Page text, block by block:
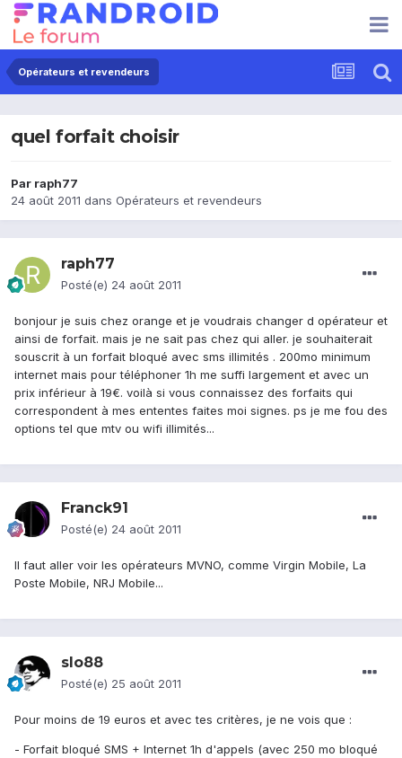
Opérateurs et revendeurs
quel forfait choisir
Par raph77
24 août 2011 dans Opérateurs et revendeurs
raph77
Posté(e) 24 août 2011
bonjour je suis chez orange et je voudrais changer d opérateur et
ainsi de forfait. mais je ne sait pas chez qui aller. je souhaiterait
souscrit à un forfait bloqué avec sms illimités . 200mo minimum
internet mais pour téléphoner 1h me suffi largement et avec un
prix inférieur à 19€. voilà si vous connaissez des forfaits qui
correspondent à mes ententes faites moi signes. ps je me fou des
options tel que mtv ou wifi illimités...
Franck91
Posté(e) 24 août 2011
Il faut aller voir les opérateurs MVNO, comme Virgin Mobile, La
Poste Mobile, NRJ Mobile...
slo88
Posté(e) 25 août 2011
Pour moins de 19 euros et avec tes critères, je ne vois que :
- Forfait bloqué SMS + Internet 1h d'appels (avec 250 mo bloqué